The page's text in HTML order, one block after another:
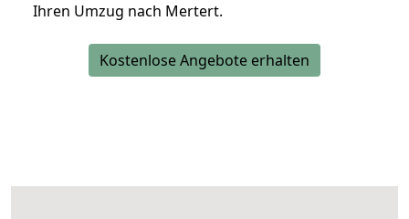
Ihren Umzug nach Mertert.
Kostenlose Angebote erhalten